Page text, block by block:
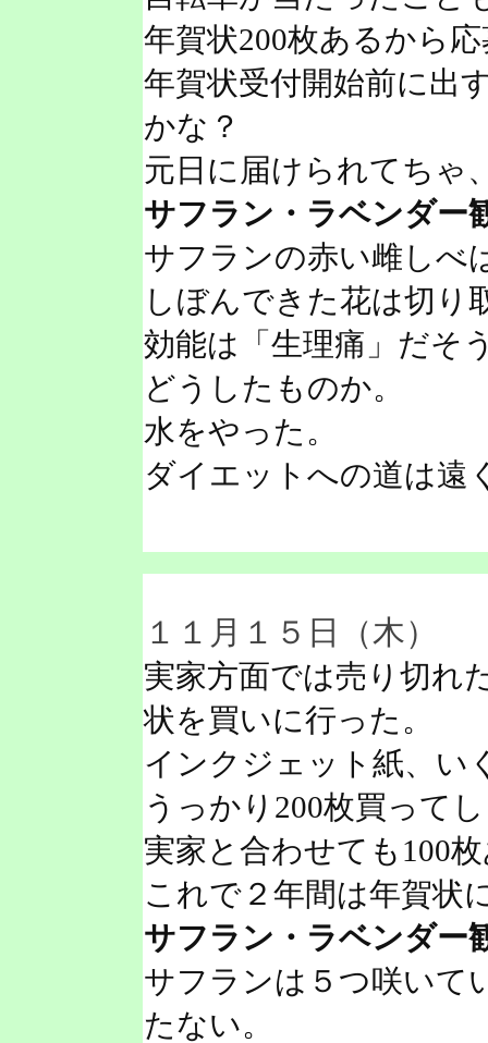
年賀状200枚あるから
年賀状受付開始前に出
かな？
元日に届けられてちゃ
サフラン・ラベンダー
サフランの赤い雌しべ
しぼんできた花は切り
効能は「生理痛」だそ
どうしたものか。
水をやった。
ダイエットへの道は遠
１１月１５日（木）
実家方面では売り切れ
状を買いに行った。
インクジェット紙、い
うっかり200枚買って
実家と合わせても100
これで２年間は年賀状
サフラン・ラベンダー
サフランは５つ咲いて
たない。